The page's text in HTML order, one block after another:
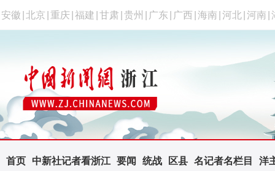
安徽 北京 重庆 福建 甘肃 贵州 广东 广西 海南 河北 河南
首页 中新社记者看浙江 要闻 统战 区县 名记者名栏目 洋